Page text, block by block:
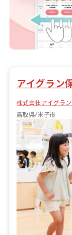
アイグラン
株式会社アイグラン
鳥取県/米子市